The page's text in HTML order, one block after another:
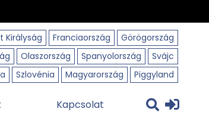
Királyság Franciaország
Görögország
Olaszország Spanyolország
Svájc
Szlovénia Magyarország Piggyland
Kapcsolat